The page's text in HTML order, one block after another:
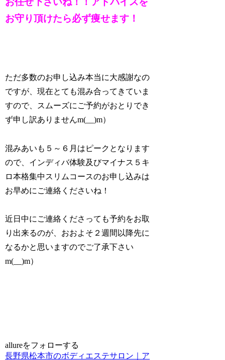
お守り頂けたら必ず痩せます！
ただ多数のお申し込み本当に大感謝なの
ですが、現在とても混み合ってきていま
すので、スムーズにご予約がおとりでき
ず申し訳ありませんm(__)m）
混みあいも５～６月はピークとなります
ので、インディバ体験及びマイナス５キ
ロ本格集中スリムコースのお申し込みは
お早めにご連絡くださいね！
近日中にご連絡くださっても予約をお取
り出来るのが、おおよそ２週間以降先に
なるかと思いますのでご了承下さい
m(__)m）
allureをフォローする
長野県松本市のボディエステサロン｜ア